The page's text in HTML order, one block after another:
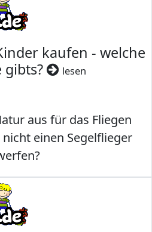
kaufen - welche
gibts?
lesen
aus für das Fliegen
einen Segelflieger